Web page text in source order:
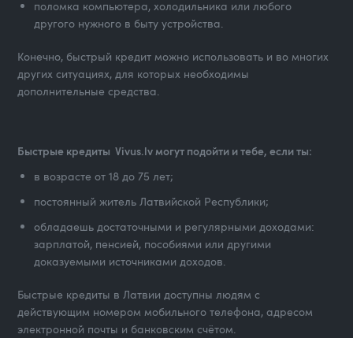
поломка компьютера, холодильника или любого
другого нужного в быту устройства.
Конечно, быстрый кредит можно использовать и во многих
других ситуациях, для которых необходимы
дополнительные средства.
Быстрые кредиты Vivus.lv могут подойти и тебе, если ты:
в возрасте от 18 до 75 лет;
постоянный житель Латвийской Республики;
обладаешь достаточными и регулярными доходами:
зарплатой, пенсией, пособиями или другими
доказуемыми источниками доходов.
Быстрые кредиты в Латвии доступны людям с
действующим номером мобильного телефона, адресом
электронной почты и банковским счётом.